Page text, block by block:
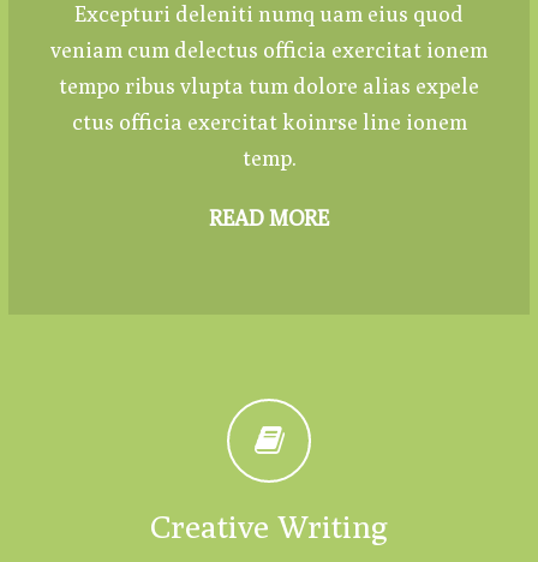
Excepturi deleniti numq uam eius quod
veniam cum delectus officia exercitat ionem
tempo ribus vlupta tum dolore alias expele
ctus officia exercitat koinrse line ionem
temp.
READ MORE
Creative Writing